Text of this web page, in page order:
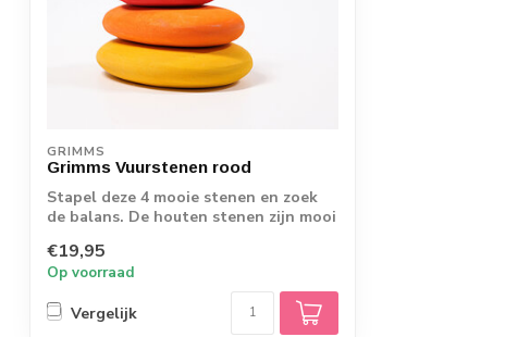
GRIMMS
Grimms Vuurstenen rood
Stapel deze 4 mooie stenen en zoek
de balans. De houten stenen zijn mooi
€19,95
Op voorraad
Vergelijk